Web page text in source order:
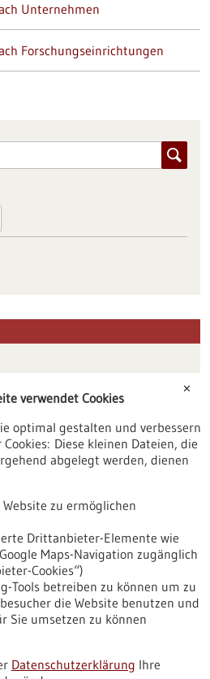
Unternehmen
Forschungseinrichtungen
✕
verwendet Cookies
optimal gestalten und verbessern
Diese kleinen Dateien, die
abgelegt werden, dienen
zu ermöglichen
Drittanbieter-Elemente wie
Maps-Navigation zugänglich
Cookies“)
Tools betreiben zu können um zu
die Website benutzen und
Sie umsetzen zu können
Datenschutzerklärung Ihre